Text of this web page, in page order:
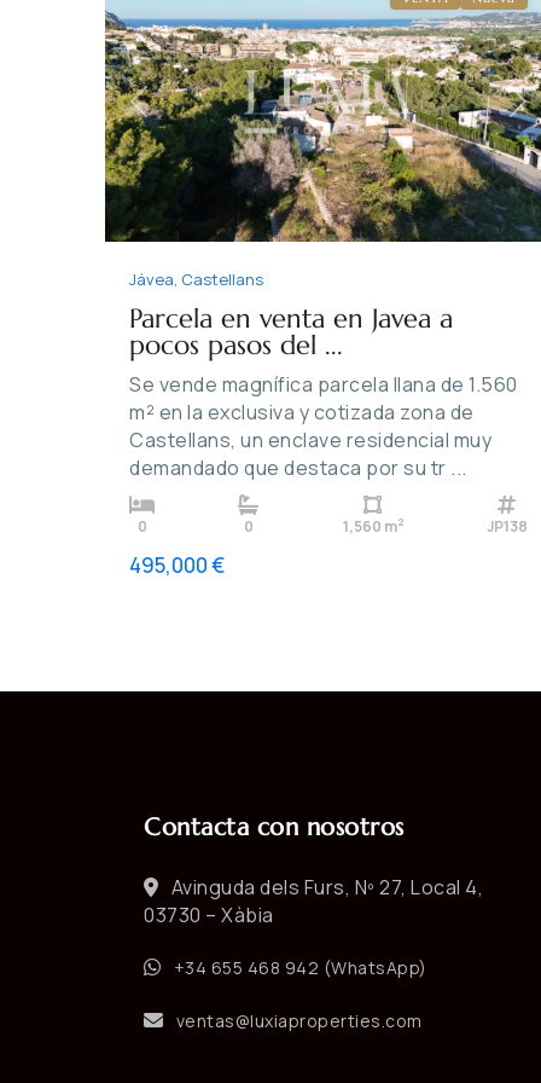
Previous
Jávea Castellans
Parcela en venta en Javea a
pocos pasos del ...
Se vende magnífica parcela llana de 1.560
m² en la exclusiva y cotizada zona de
Castellans, un enclave residencial muy
demandado que destaca por su tr ...
0 0 1,560 m2 JP138
495,000 €
Contacta con nosotros
Avinguda dels Furs, Nº 27, Local 4,
03730 – Xàbia
+34 655 468 942 (WhatsApp)
ventas@luxiaproperties.com